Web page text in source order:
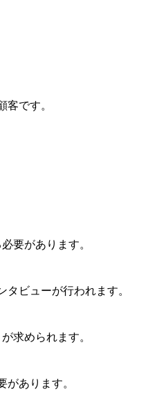
です。
要があります。
ビューが行われます。
求められます。
あります。